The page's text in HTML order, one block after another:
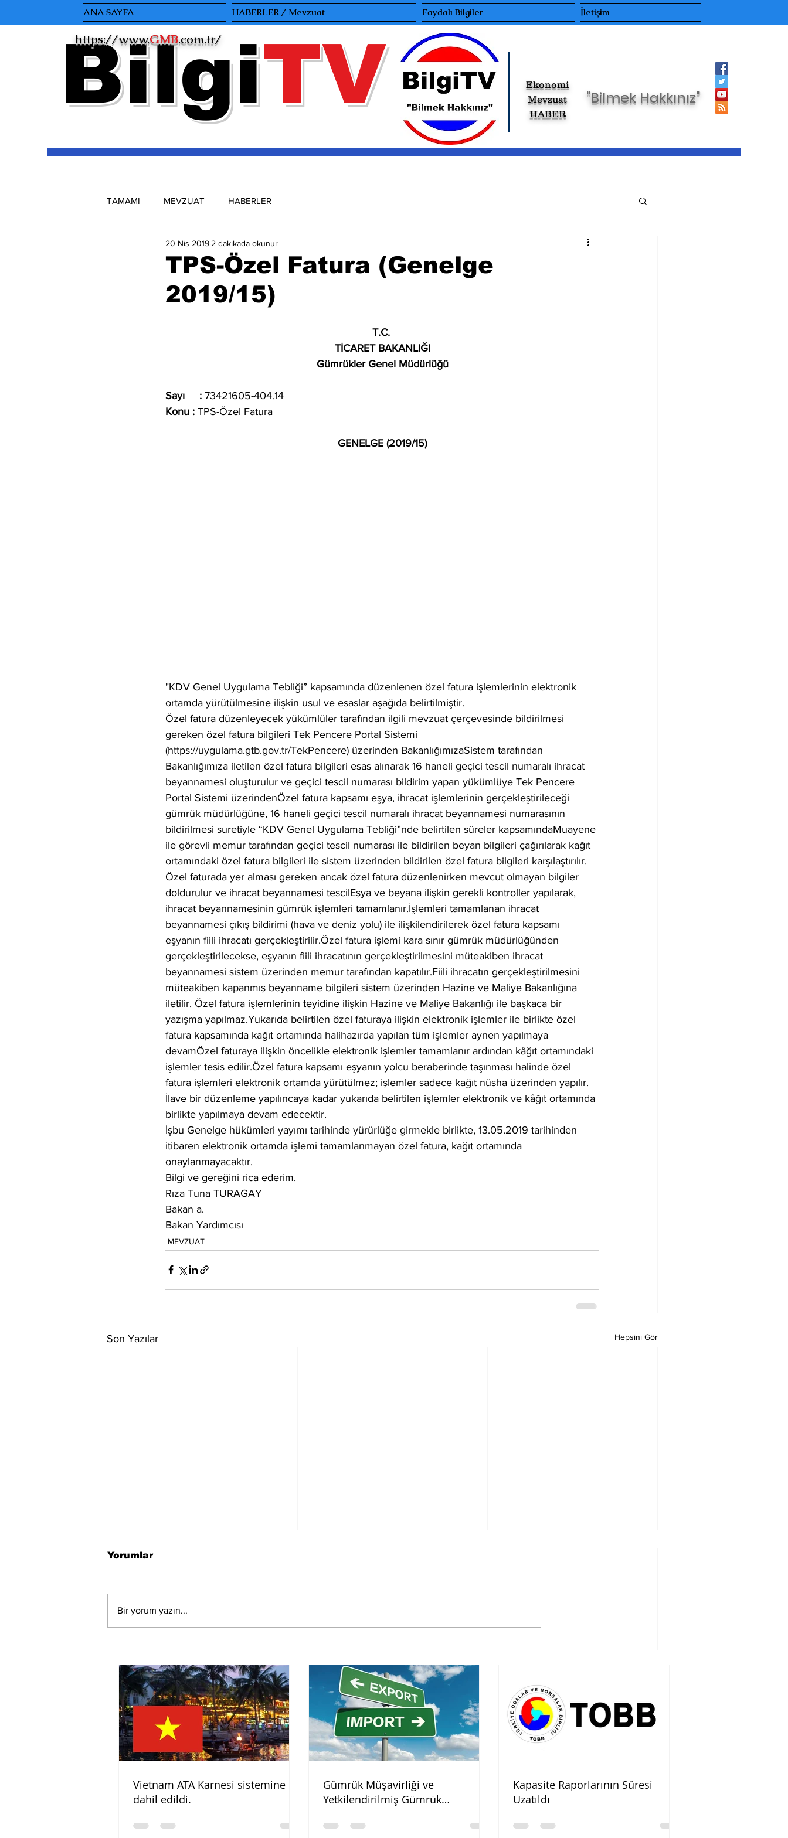
ANA SAYFA HABERLER / Mevzuat Faydalı Bilgiler İletişim
BilgiTV
https://www.GMB.com.tr/
Ekonomi
Mevzuat
HABER
"Bilmek Hakkınız"
TAMAMI MEVZUAT HABERLER
TPS-Özel Fatura (Genelge
2019/15)
20 Nis 2019 2 dakikada okunur
T.C.
TİCARET BAKANLIĞI
Gümrükler Genel Müdürlüğü
Sayı     : 73421605-404.14
Konu : TPS-Özel Fatura
GENELGE (2019/15)
"KDV Genel Uygulama Tebliği” kapsamında düzenlenen özel fatura işlemlerinin elektronik
ortamda yürütülmesine ilişkin usul ve esaslar aşağıda belirtilmiştir.
Özel fatura düzenleyecek yükümlüler tarafından ilgili mevzuat çerçevesinde bildirilmesi
gereken özel fatura bilgileri Tek Pencere Portal Sistemi
(https://uygulama.gtb.gov.tr/TekPencere) üzerinden BakanlığımızaSistem tarafından
Bakanlığımıza iletilen özel fatura bilgileri esas alınarak 16 haneli geçici tescil numaralı ihracat
beyannamesi oluşturulur ve geçici tescil numarası bildirim yapan yükümlüye Tek Pencere
Portal Sistemi üzerindenÖzel fatura kapsamı eşya, ihracat işlemlerinin gerçekleştirileceği
gümrük müdürlüğüne, 16 haneli geçici tescil numaralı ihracat beyannamesi numarasının
bildirilmesi suretiyle “KDV Genel Uygulama Tebliği”nde belirtilen süreler kapsamındaMuayene
ile görevli memur tarafından geçici tescil numarası ile bildirilen beyan bilgileri çağırılarak kağıt
ortamındaki özel fatura bilgileri ile sistem üzerinden bildirilen özel fatura bilgileri karşılaştırılır.
Özel faturada yer alması gereken ancak özel fatura düzenlenirken mevcut olmayan bilgiler
doldurulur ve ihracat beyannamesi tescilEşya ve beyana ilişkin gerekli kontroller yapılarak,
ihracat beyannamesinin gümrük işlemleri tamamlanır.İşlemleri tamamlanan ihracat
beyannamesi çıkış bildirimi (hava ve deniz yolu) ile ilişkilendirilerek özel fatura kapsamı
eşyanın fiili ihracatı gerçekleştirilir.Özel fatura işlemi kara sınır gümrük müdürlüğünden
gerçekleştirilecekse, eşyanın fiili ihracatının gerçekleştirilmesini müteakiben ihracat
beyannamesi sistem üzerinden memur tarafından kapatılır.Fiili ihracatın gerçekleştirilmesini
müteakiben kapanmış beyanname bilgileri sistem üzerinden Hazine ve Maliye Bakanlığına
iletilir. Özel fatura işlemlerinin teyidine ilişkin Hazine ve Maliye Bakanlığı ile başkaca bir
yazışma yapılmaz.Yukarıda belirtilen özel faturaya ilişkin elektronik işlemler ile birlikte özel
fatura kapsamında kağıt ortamında halihazırda yapılan tüm işlemler aynen yapılmaya
devamÖzel faturaya ilişkin öncelikle elektronik işlemler tamamlanır ardından kâğıt ortamındaki
işlemler tesis edilir.Özel fatura kapsamı eşyanın yolcu beraberinde taşınması halinde özel
fatura işlemleri elektronik ortamda yürütülmez; işlemler sadece kağıt nüsha üzerinden yapılır.
İlave bir düzenleme yapılıncaya kadar yukarıda belirtilen işlemler elektronik ve kâğıt ortamında
birlikte yapılmaya devam edecektir.
İşbu Genelge hükümleri yayımı tarihinde yürürlüğe girmekle birlikte, 13.05.2019 tarihinden
itibaren elektronik ortamda işlemi tamamlanmayan özel fatura, kağıt ortamında
onaylanmayacaktır.
Bilgi ve gereğini rica ederim.
Rıza Tuna TURAGAY
Bakan a.
Bakan Yardımcısı
MEVZUAT
Son Yazılar Hepsini Gör
Müşavirliği Asgari Ücret
Tarifesi (2021)
(Genelge 2019/20)
Yorumlar
Bir yorum yazın...
Vietnam ATA Karnesi sistemine
dahil edildi.
Gümrük Müşavirliği ve
Yetkilendirilmiş Gümrük
Müşavirliği Asgari Ücret Tarifesi
(2021)
Kapasite Raporlarının Süresi
Uzatıldı